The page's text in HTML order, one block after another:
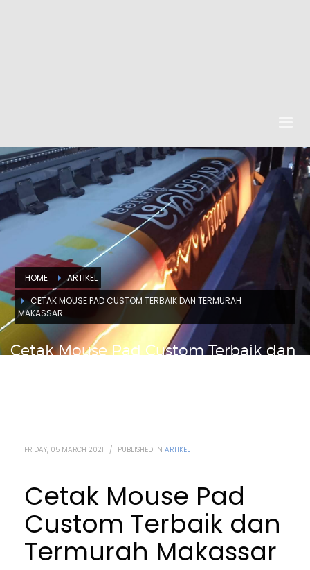
HOME
ARTIKEL
CETAK MOUSE PAD CUSTOM TERBAIK DAN TERMURAH
MAKASSAR
Cetak Mouse Pad Custom Terbaik dan
FRIDAY, 05 MARCH 2021 / PUBLISHED IN ARTIKEL
Cetak Mouse Pad
Custom Terbaik dan
Termurah Makassar